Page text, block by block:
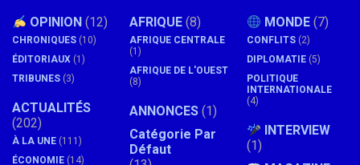
OPINION (12)
CHRONIQUES (10)
ÉDITORIAUX (1)
TRIBUNES (3)
ACTUALITÉS
(202)
À LA UNE (111)
ÉCONOMIE (14)
AFRIQUE (8)
AFRIQUE CENTRALE
(1)
AFRIQUE DE L'OUEST
(8)
ANNONCES (1)
Catégorie Par
Défaut
MONDE (7)
CONFLITS (2)
DIPLOMATIE (5)
POLITIQUE
INTERNATIONALE
(4)
INTERVIEW
(1)